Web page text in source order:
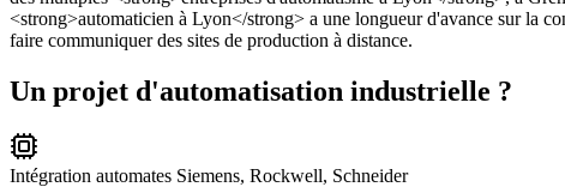
<strong>automaticien à Lyon</strong> a une longueur d'avance sur la
faire communiquer des sites de production à distance.
Un projet d'automatisation industrielle ?
Intégration automates Siemens, Rockwell, Schneider